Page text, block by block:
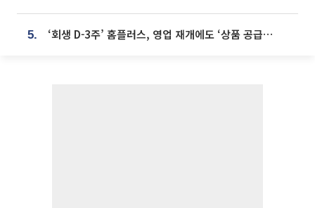
5. ‘회생 D-3주’ 홈플러스, 영업 재개에도 ‘상품 공급망’ 복구가 생존 관건